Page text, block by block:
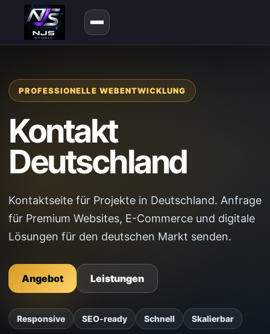
PROFESSIONELLE WEBENTWICKLUNG
Kontakt
Deutschland
Kontaktseite für Projekte in Deutschland. Anfrage
für Premium Websites, E-Commerce und digitale
Lösungen für den deutschen Markt senden.
Angebot Leistungen
Responsive SEO-ready Schnell Skalierbar